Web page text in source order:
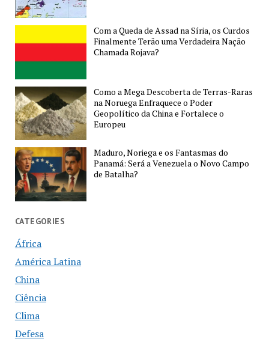
Com a Queda de Assad na Síria, os Curdos
Finalmente Terão uma Verdadeira Nação
Chamada Rojava?
Como a Mega Descoberta de Terras-Raras
na Noruega Enfraquece o Poder
Geopolítico da China e Fortalece o
Europeu
Maduro, Noriega e os Fantasmas do
Panamá: Será a Venezuela o Novo Campo
de Batalha?
CATEGORIES
África
América Latina
China
Ciência
Clima
Defesa